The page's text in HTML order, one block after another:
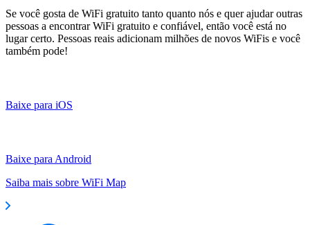
Se você gosta de WiFi gratuito tanto quanto nós e quer ajudar outras
pessoas a encontrar WiFi gratuito e confiável, então você está no
lugar certo. Pessoas reais adicionam milhões de novos WiFis e você
também pode!
Baixe para iOS
Baixe para Android
Saiba mais sobre WiFi Map